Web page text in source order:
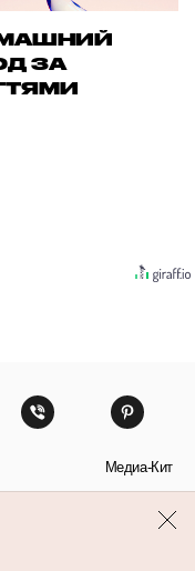
ЗА
Медиа-Кит